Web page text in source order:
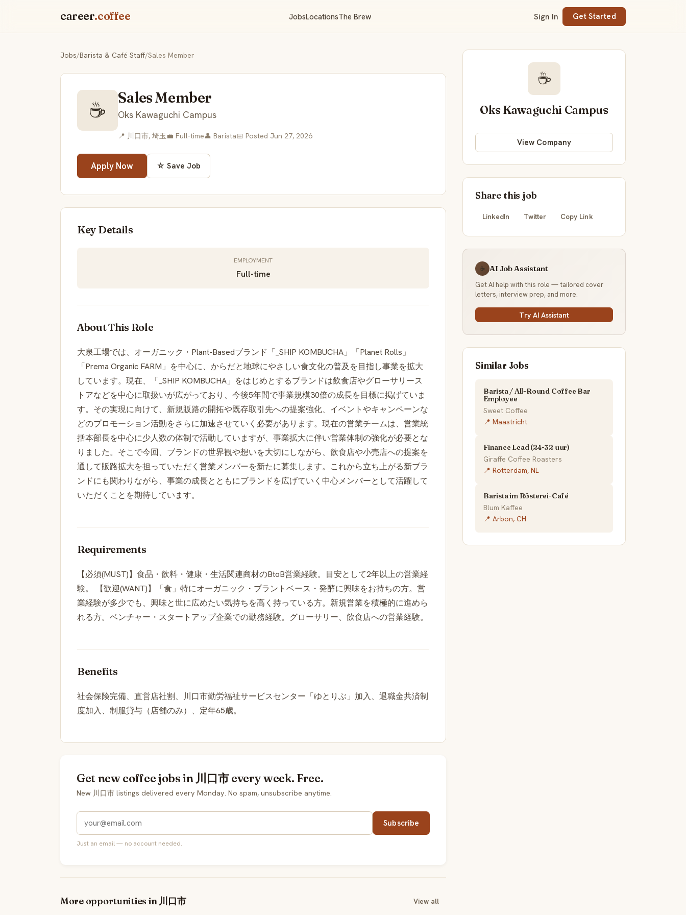
career.coffee JobsLocationsThe Brew Sign In Get Started
Jobs/Barista & Café Staff/Sales Member
☕ Sales Member
Oks Kawaguchi Campus
📍 川口市, 埼玉💼 Full-time👤 Barista📅 Posted Jun 27, 2026
Apply Now ☆ Save Job
Key Details
EMPLOYMENT
Full-time
About This Role
大泉工場では、オーガニック・Plant-Basedブランド「_SHIP KOMBUCHA」「Planet Rolls」
「Prema Organic FARM」を中心に、からだと地球にやさしい食文化の普及を目指し事業を拡大
しています。現在、「_SHIP KOMBUCHA」をはじめとするブランドは飲食店やグローサリース
トアなどを中心に取扱いが広がっており、今後5年間で事業規模30倍の成長を目標に掲げていま
す。その実現に向けて、新規販路の開拓や既存取引先への提案強化、イベントやキャンペーンな
どのプロモーション活動をさらに加速させていく必要があります。現在の営業チームは、営業統
括本部長を中心に少人数の体制で活動していますが、事業拡大に伴い営業体制の強化が必要とな
りました。そこで今回、ブランドの世界観や想いを大切にしながら、飲食店や小売店への提案を
通して販路拡大を担っていただく営業メンバーを新たに募集します。これから立ち上がる新ブラ
ンドにも関わりながら、事業の成長とともにブランドを広げていく中心メンバーとして活躍して
いただくことを期待しています。
Requirements
【必須(MUST)】食品・飲料・健康・生活関連商材のBtoB営業経験。目安として2年以上の営業経
験。 【歓迎(WANT)】「食」特にオーガニック・プラントベース・発酵に興味をお持ちの方。営
業経験が多少でも、興味と世に広めたい気持ちを高く持っている方。新規営業を積極的に進めら
れる方。ベンチャー・スタートアップ企業での勤務経験。グローサリー、飲食店への営業経験。
Benefits
社会保険完備、直営店社割、川口市勤労福祉サービスセンター「ゆとりぶ」加入、退職金共済制
度加入、制服貸与（店舗のみ）、定年65歳。
Get new coffee jobs in 川口市 every week. Free.
New 川口市 listings delivered every Monday. No spam, unsubscribe anytime.
Subscribe
Just an email — no account needed.
More opportunities in 川口市 View all
☕
Oks Kawaguchi Campus
View Company
Share this job
LinkedIn Twitter Copy Link
☕ AI Job Assistant
Get AI help with this role — tailored cover
letters, interview prep, and more.
Try AI Assistant
Similar Jobs
Barista / All-Round Coffee Bar
Employee
Sweet Coffee
📍 Maastricht
Finance Lead (24-32 uur)
Giraffe Coffee Roasters
📍 Rotterdam, NL
Barista im Rösterei-Café
Blum Kaffee
📍 Arbon, CH